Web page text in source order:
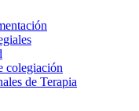
colegiación
de Terapia